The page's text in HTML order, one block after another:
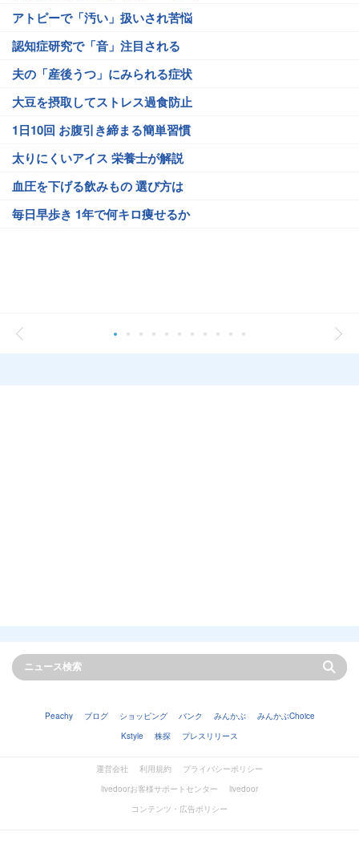
アトピーで「汚い」扱いされ苦悩
認知症研究で「音」注目される
夫の「産後うつ」にみられる症状
大豆を摂取してストレス過食防止
1日10回 お腹引き締まる簡単習慣
太りにくいアイス 栄養士が解説
血圧を下げる飲みもの 選び方は
毎日早歩き 1年で何キロ痩せるか
Peachy ブログ ショッピング バンク みんかぶ
みんかぶChoice
Kstyle
株探 プレスリリース
運営会社 利用規約
プライバシーポリシー
livedoorお客様サポートセンター
livedoor
コンテンツ・広告ポリシー